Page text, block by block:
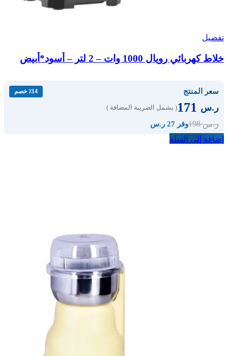
تفضيل
خلاط كهربائي رويال 1000 وات – 2 لتر – أسود*أبيض
سعر المنتج ٪14 خصم
ر.س ( يشمل الضريبة المضافة )
ر.س198 وفر 27 ر.س
إضافة إلى السلة